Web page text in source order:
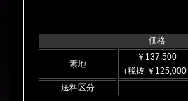
価格
素地
￥137,500
（税抜 ￥125,000
送料区分